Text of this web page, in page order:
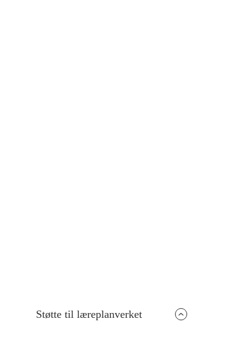
Støtte til læreplanverket